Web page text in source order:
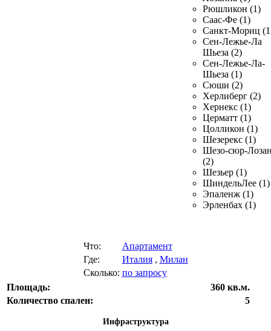
Рюшликон (1)
Саас-Фе (1)
Санкт-Мориц
Сен-Лежье-Ла
Шьеза (2)
Сен-Лежье-Ла-
Шьеза (1)
Сюши (2)
Херлиберг (2)
Хернекс (1)
Церматт (1)
Цолликон (1)
Шезерекс (1)
Шезо-сюр-
(2)
Шезьер (1)
ШиндельЛее (1)
Эпаленж (1)
Эрленбах (1)
Что:
Апартамент
Где:
Италия, Милан
Сколько: по запросу
Площадь:
360 кв.м.
Количество спален:
5
Инфраструктура